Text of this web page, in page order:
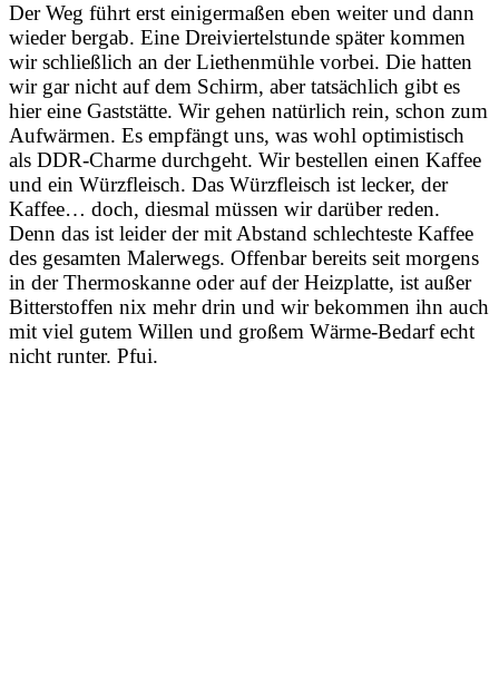
Der Weg führt erst einigermaßen eben weiter und dann
wieder bergab. Eine Dreiviertelstunde später kommen
wir schließlich an der Liethenmühle vorbei. Die hatten
wir gar nicht auf dem Schirm, aber tatsächlich gibt es
hier eine Gaststätte. Wir gehen natürlich rein, schon zum
Aufwärmen. Es empfängt uns, was wohl optimistisch
als DDR-Charme durchgeht. Wir bestellen einen Kaffee
und ein Würzfleisch. Das Würzfleisch ist lecker, der
Kaffee… doch, diesmal müssen wir darüber reden.
Denn das ist leider der mit Abstand schlechteste Kaffee
des gesamten Malerwegs. Offenbar bereits seit morgens
in der Thermoskanne oder auf der Heizplatte, ist außer
Bitterstoffen nix mehr drin und wir bekommen ihn auch
mit viel gutem Willen und großem Wärme-Bedarf echt
nicht runter. Pfui.